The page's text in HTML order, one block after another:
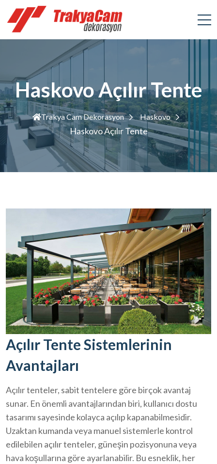
Haskovo Açılır Tente
Trakya Cam Dekorasyon Haskovo
Haskovo Açılır Tente
Açılır Tente Sistemlerinin
Avantajları
Açılır tenteler, sabit tentelere göre birçok avantaj
sunar. En önemli avantajlarından biri, kullanıcı dostu
tasarımı sayesinde kolayca açılıp kapanabilmesidir.
Uzaktan kumanda veya manuel sistemlerle kontrol
edilebilen açılır tenteler, güneşin pozisyonuna veya
hava koşullarına göre ayarlanabilir. Bu esneklik, her